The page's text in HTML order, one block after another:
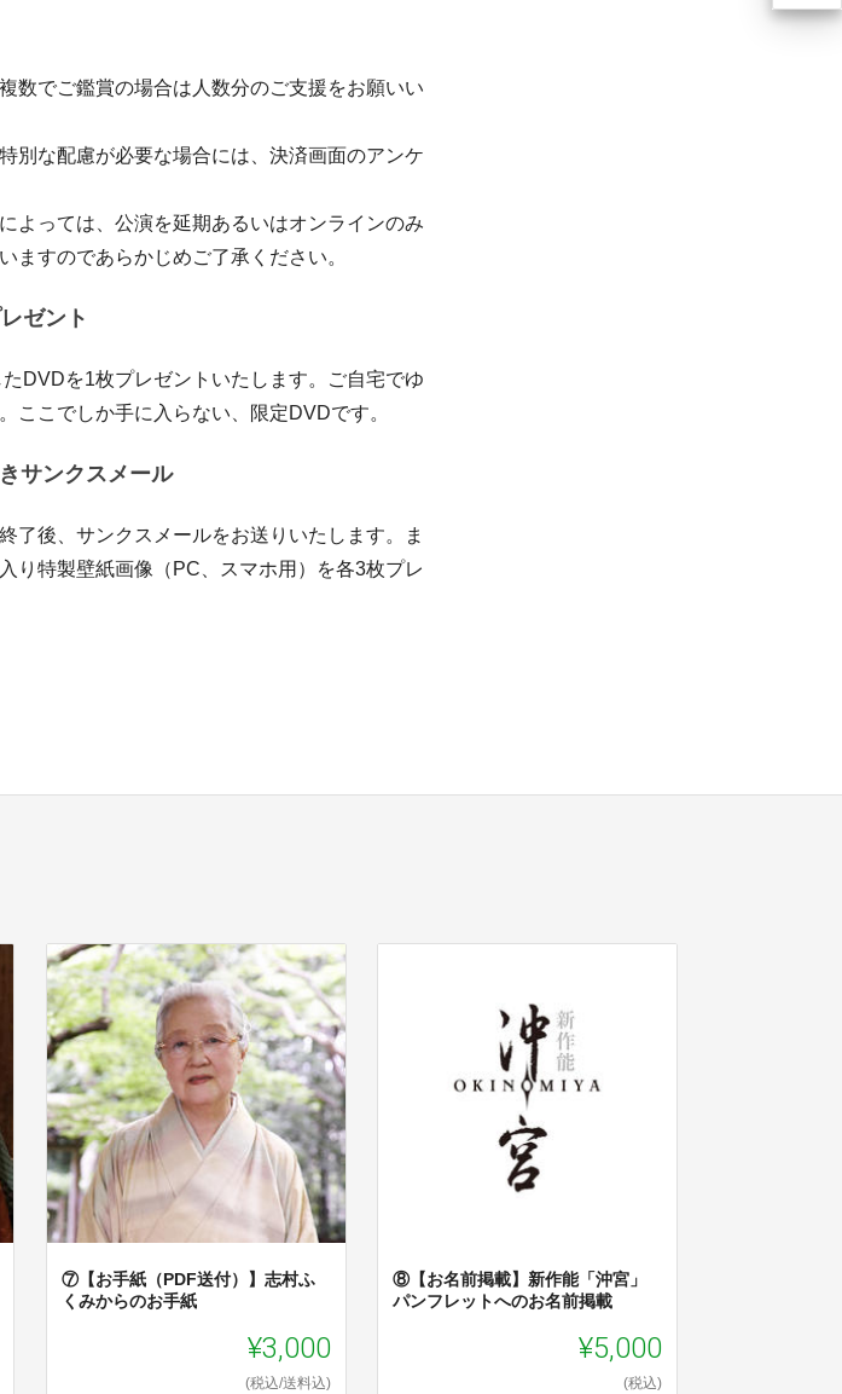
数でご鑑賞の場合は人数分のご支援をお願いい
別な配慮が必要な場合には、決済画面のアンケ
よっては、公演を延期あるいはオンラインのみ
ますのであらかじめご了承ください。
ゼント
DVDを1枚プレゼントいたします。ご自宅でゆ
ここでしか手に入らない、限定DVDです。
サンクスメール
了後、サンクスメールをお送りいたします。ま
り特製壁紙画像（PC、スマホ用）を各3枚プレ
⑦【お手紙（PDF送付）】志村ふ
くみからのお手紙
¥3,000
(税込/送料込)
⑧【お名前掲載】新作能「沖宮」
パンフレットへのお名前掲載
¥5,000
(税込)